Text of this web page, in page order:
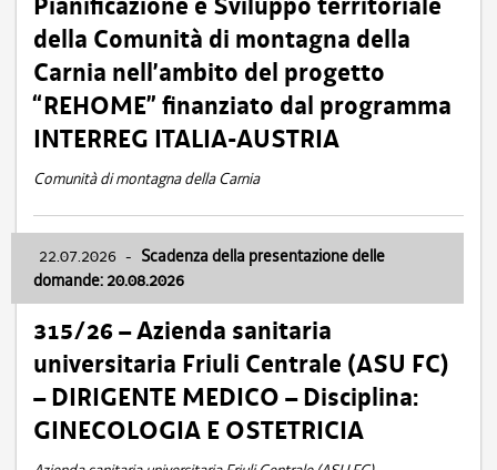
della Comunità di montagna della
Carnia nell’ambito del progetto
“REHOME” finanziato dal programma
INTERREG ITALIA-AUSTRIA
Comunità di montagna della Carnia
22.07.2026 - Scadenza della presentazione delle
domande: 20.08.2026
315/26 – Azienda sanitaria
universitaria Friuli Centrale (ASU FC)
– DIRIGENTE MEDICO – Disciplina:
GINECOLOGIA E OSTETRICIA